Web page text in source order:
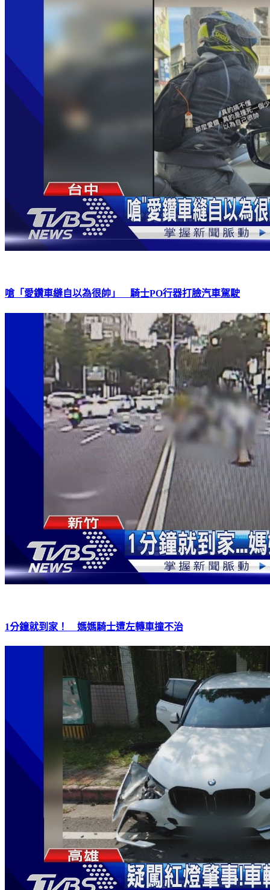
嗆「愛鑽車縫自以為很帥」 騎士PO行器打臉汽車駕駛
1分鐘就到家！ 媽媽騎士遭左轉車撞不治